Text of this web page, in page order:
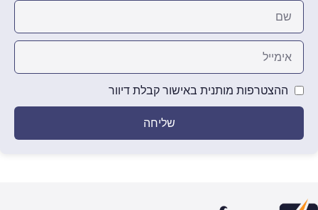
ההצטרפות מותנית באישור קבלת דיוור
שליחה